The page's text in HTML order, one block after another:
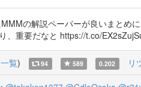
の解説ペーパーが良いまと
、重要だなと https://t.co/
覧) 94 589 0.202 リ